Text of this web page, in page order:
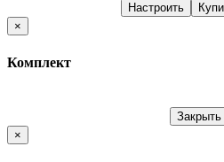
Настроить
×
Комплект
Закрыть
×